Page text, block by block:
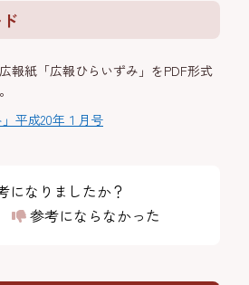
報紙「広報ひらいずみ」をPDF形式
」平成20年１月号
になりましたか？
参考にならなかった